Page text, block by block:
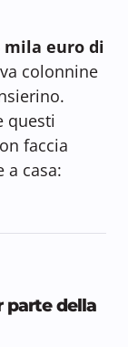
mila euro di
colonnine
questi
faccia
casa:
della